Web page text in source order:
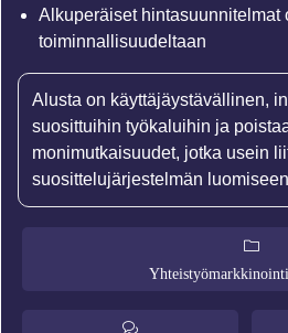
Alkuperäiset hintasuunnitelmat
toiminnallisuudeltaan
Alusta on käyttäjäystävällinen,
suosittuihin työkaluihin ja
monimutkaisuudet, jotka usein
suosittelujärjestelmän